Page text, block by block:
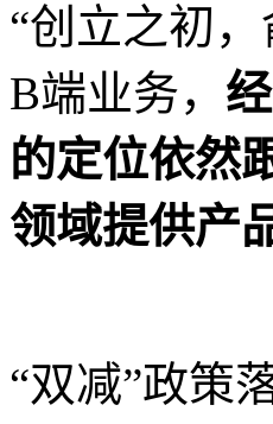
“创立之初
B端业务，
的定位依然
领域提供产
“双减”政策